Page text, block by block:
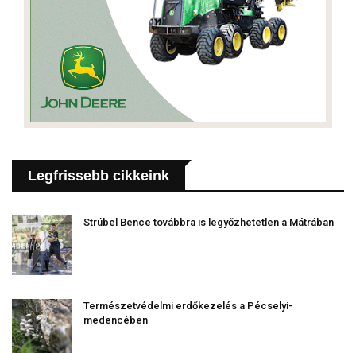
Legfrissebb cikkeink
Strúbel Bence továbbra is legyőzhetetlen a Mátrában
Természetvédelmi erdőkezelés a Pécselyi-
medencében